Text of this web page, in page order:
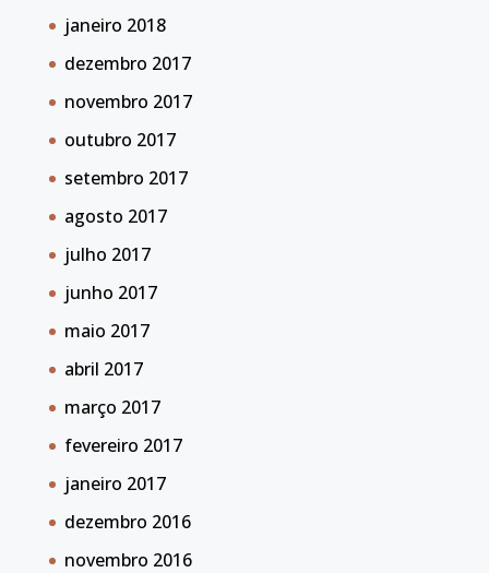
janeiro 2018
dezembro 2017
novembro 2017
outubro 2017
setembro 2017
agosto 2017
julho 2017
junho 2017
maio 2017
abril 2017
março 2017
fevereiro 2017
janeiro 2017
dezembro 2016
novembro 2016